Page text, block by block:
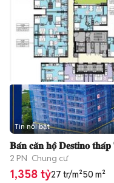
Tin nổi bật
𝐁𝐚́𝐧 𝐜𝐚̆𝐧 𝐡𝐨̣̂ 𝐃𝐞𝐬𝐭𝐢𝐧𝐨
2 PN Chung cư
1,358 tỷ27 tr/m²50 m²